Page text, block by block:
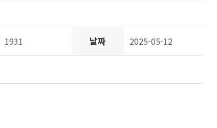
1931 날짜 2025-05-12